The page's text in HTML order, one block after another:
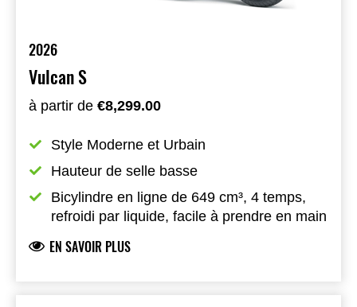
2026
Vulcan S
à partir de €8,299.00
Style Moderne et Urbain
Hauteur de selle basse
Bicylindre en ligne de 649 cm³, 4 temps,
refroidi par liquide, facile à prendre en main
EN SAVOIR PLUS